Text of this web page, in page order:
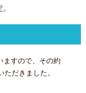
ますので、その約
だきました。